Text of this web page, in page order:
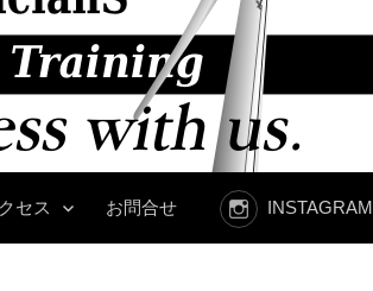
セス お問合せ INSTAGRAM